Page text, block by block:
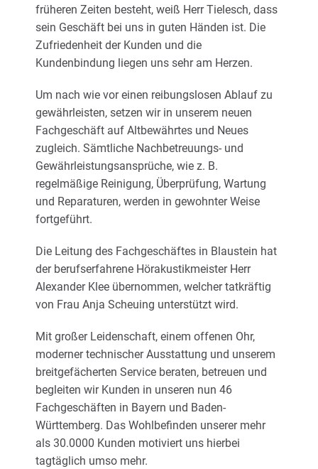
früheren Zeiten besteht, weiß Herr Tielesch, dass
sein Geschäft bei uns in guten Händen ist. Die
Zufriedenheit der Kunden und die
Kundenbindung liegen uns sehr am Herzen.
Um nach wie vor einen reibungslosen Ablauf zu
gewährleisten, setzen wir in unserem neuen
Fachgeschäft auf Altbewährtes und Neues
zugleich. Sämtliche Nachbetreuungs- und
Gewährleistungsansprüche, wie z. B.
regelmäßige Reinigung, Überprüfung, Wartung
und Reparaturen, werden in gewohnter Weise
fortgeführt.
Die Leitung des Fachgeschäftes in Blaustein hat
der berufserfahrene Hörakustikmeister Herr
Alexander Klee übernommen, welcher tatkräftig
von Frau Anja Scheuing unterstützt wird.
Mit großer Leidenschaft, einem offenen Ohr,
moderner technischer Ausstattung und unserem
breitgefächerten Service beraten, betreuen und
begleiten wir Kunden in unseren nun 46
Fachgeschäften in Bayern und Baden-
Württemberg. Das Wohlbefinden unserer mehr
als 30.0000 Kunden motiviert uns hierbei
tagtäglich umso mehr.